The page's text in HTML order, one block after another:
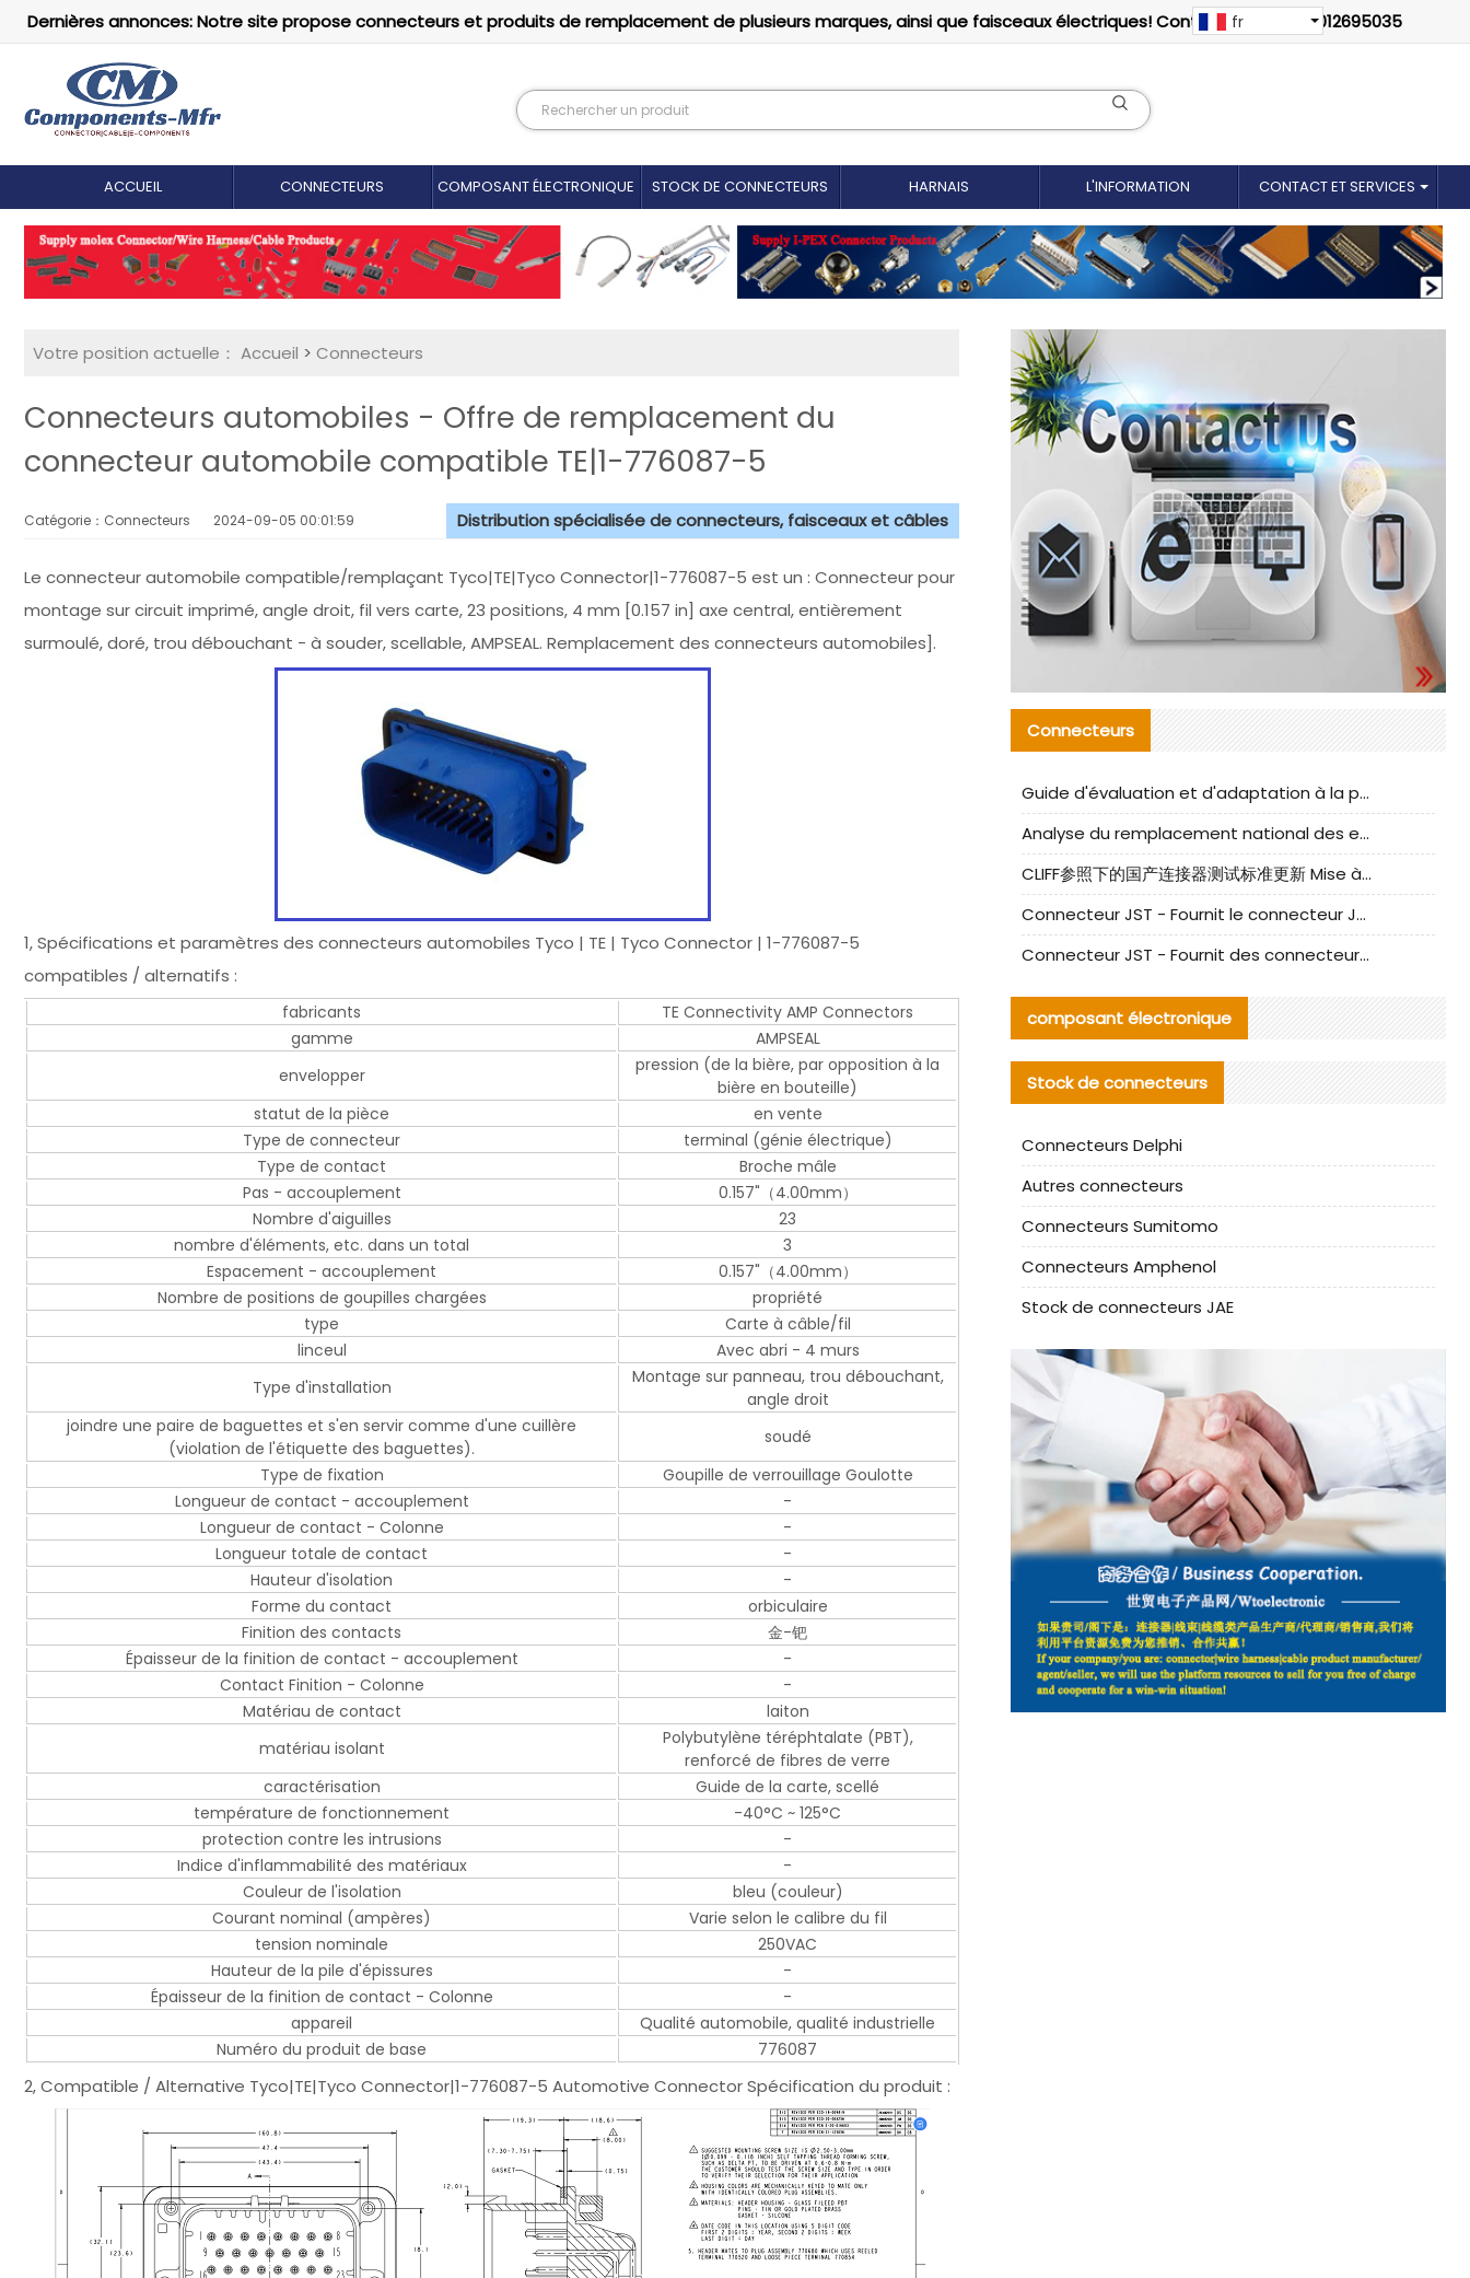
Dernières annonces: Notre site propose connecteurs et produits de remplacement de plusieurs marques, ainsi que faisceaux électriques! Contactez-nous: 18012695035
fr
ACCUEIL CONNECTEURS COMPOSANT ÉLECTRONIQUE STOCK DE CONNECTEURS HARNAIS L'INFORMATION CONTACT ET SERVICES
Votre position actuelle： Accueil > Connecteurs
Connecteurs automobiles - Offre de remplacement du
connecteur automobile compatible TE|1-776087-5
Catégorie：Connecteurs 2024-09-05 00:01:59 Distribution spécialisée de connecteurs, faisceaux et câbles
Le connecteur automobile compatible/remplaçant Tyco|TE|Tyco Connector|1-776087-5 est un : Connecteur pour
montage sur circuit imprimé, angle droit, fil vers carte, 23 positions, 4 mm [0.157 in] axe central, entièrement
surmoulé, doré, trou débouchant - à souder, scellable, AMPSEAL. Remplacement des connecteurs automobiles].
1, Spécifications et paramètres des connecteurs automobiles Tyco | TE | Tyco Connector | 1-776087-5
compatibles / alternatifs :
fabricants
TE Connectivity AMP Connectors
gamme
AMPSEAL
envelopper
pression (de la bière, par opposition à la
bière en bouteille)
statut de la pièce
en vente
Type de connecteur
terminal (génie électrique)
Type de contact
Broche mâle
Pas - accouplement
0.157"（4.00mm）
Nombre d'aiguilles
23
nombre d'éléments, etc. dans un total
3
Espacement - accouplement
0.157"（4.00mm）
Nombre de positions de goupilles chargées
propriété
type
Carte à câble/fil
linceul
Avec abri - 4 murs
Type d'installation
Montage sur panneau, trou débouchant,
angle droit
joindre une paire de baguettes et s'en servir comme d'une cuillère
(violation de l'étiquette des baguettes).
soudé
Type de fixation
Goupille de verrouillage Goulotte
Longueur de contact - accouplement
-
Longueur de contact - Colonne
-
Longueur totale de contact
-
Hauteur d'isolation
-
Forme du contact
orbiculaire
Finition des contacts
金-钯
Épaisseur de la finition de contact - accouplement
-
Contact Finition - Colonne
-
Matériau de contact
laiton
matériau isolant
Polybutylène téréphtalate (PBT),
renforcé de fibres de verre
caractérisation
Guide de la carte, scellé
température de fonctionnement
-40°C ~ 125°C
protection contre les intrusions
-
Indice d'inflammabilité des matériaux
-
Couleur de l'isolation
bleu (couleur)
Courant nominal (ampères)
Varie selon le calibre du fil
tension nominale
250VAC
Hauteur de la pile d'épissures
-
Épaisseur de la finition de contact - Colonne
-
appareil
Qualité automobile, qualité industrielle
Numéro du produit de base
776087
2, Compatible / Alternative Tyco|TE|Tyco Connector|1-776087-5 Automotive Connector Spécification du produit :
Connecteurs
Guide d'évaluation et d'adaptation à la production des composants de câbles nationaux CNC Tech
Analyse du remplacement national des ensembles de câbles à fréquence élevée I-PEX
CLIFF参照下的国产连接器测试标准更新 Mise à jour des normes de test des connecteurs nationaux sous la référence CLIFF
Connecteur JST - Fournit le connecteur JST NSHR-02V-S original | Équivalent
Connecteur JST - Fournit des connecteurs JST GHR-09V-S authentiques et des produits de remplacement|
composant électronique
Stock de connecteurs
Connecteurs Delphi
Autres connecteurs
Connecteurs Sumitomo
Connecteurs Amphenol
Stock de connecteurs JAE